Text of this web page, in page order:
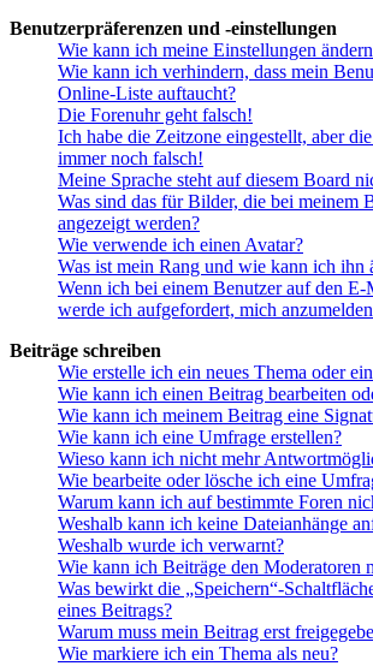
Benutzerpräferenzen und -einstellungen
Wie kann ich meine Einstellungen
Wie kann ich verhindern, dass mein
Online-Liste auftaucht?
Die Forenuhr geht falsch!
Ich habe die Zeitzone eingestellt, aber
immer noch falsch!
Meine Sprache steht auf diesem Board
Was sind das für Bilder, die bei meinem
angezeigt werden?
Wie verwende ich einen Avatar?
Was ist mein Rang und wie kann ich ihn
Wenn ich bei einem Benutzer auf den
werde ich aufgefordert, mich
Beiträge schreiben
Wie erstelle ich ein neues Thema oder
Wie kann ich einen Beitrag bearbeiten
Wie kann ich meinem Beitrag eine
Wie kann ich eine Umfrage erstellen?
Wieso kann ich nicht mehr
Wie bearbeite oder lösche ich eine
Warum kann ich auf bestimmte Foren
Weshalb kann ich keine Dateianhänge
Weshalb wurde ich verwarnt?
Wie kann ich Beiträge den Moderatoren
Was bewirkt die „Speichern“-
eines Beitrags?
Warum muss mein Beitrag erst
Wie markiere ich ein Thema als neu?